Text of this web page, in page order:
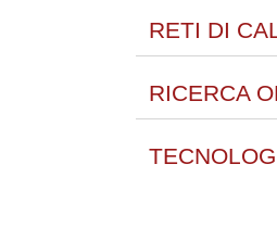
RETI DI
RICERCA